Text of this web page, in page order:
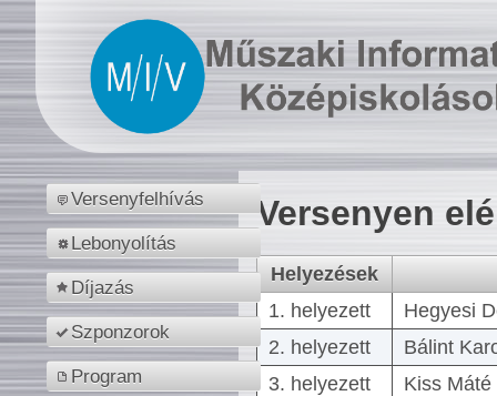
Versenyfelhívás
Lebonyolítás
Díjazás
Szponzorok
Program
Versenyen
Helyezések
1. helyezett
Hegyesi
2. helyezett
Bálint
3. helyezett
Kiss